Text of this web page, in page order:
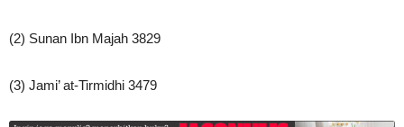
(2) Sunan Ibn Majah 3829
(3) Jami’ at-Tirmidhi 3479